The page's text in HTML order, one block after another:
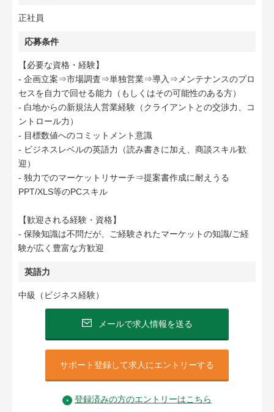
正社員
応募条件
【必要な資格・経験】
- 企画立案⇒市場調査⇒単独営業⇒導入⇒メンテナンスのプロ
セスを自力で回せる能力（もしくはその可能性のある方）
- 白地からの新規法人営業経験（クライアントとの交渉力、コ
ントロール力）
- 目標数値へのコミットメント意識
- ビジネスレベルの英語力（読み書きに加え、商談スキル歓
迎）
- 独力でのマーケットリサーチ⇒提案書作成に耐えうる
PPT/XLS等のPCスキル
【歓迎される経験・資格】
‐ 保険知識は不問だが、ご経験されたマーケットの知識/ご経
験が広く豊富な方歓迎
英語力
中級（ビジネス経験）
メールで求人情報を送る
サポート登録して求人にエントリーする
登録済みの方のエントリーはこちら